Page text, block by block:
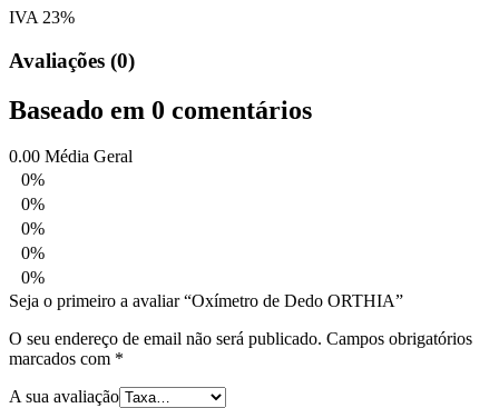
IVA 23%
Avaliações (0)
Baseado em 0 comentários
0.00 Média Geral
0%
0%
0%
0%
0%
Seja o primeiro a avaliar “Oxímetro de Dedo ORTHIA”
O seu endereço de email não será publicado. Campos obrigatórios
marcados com *
A sua avaliação